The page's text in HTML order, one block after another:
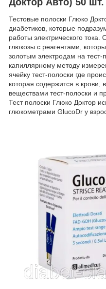
Тестовые полоски Глюко
диабетиков, которые
работы электрического
глюкозы с реагентами,
золотым электродам на тест-
капиллярному методу
ячейку тест-полоски где
которая содержится в крови,
веществами тест-полоски и
Тест полоски Глюко Доктор
глюкометрами GlucoDr у